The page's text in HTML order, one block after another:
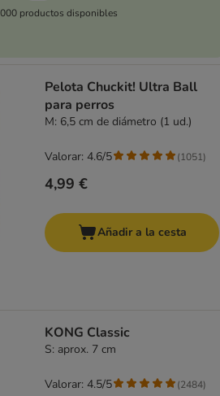
productos disponibles
Pelota Chuckit! Ultra Ball
para perros
M: 6,5 cm de diámetro (1 ud.)
4,99 €
Valorar: 4.6/5 (1051)
Añadir a la cesta
KONG Classic
S: aprox. 7 cm
Valorar: 4.5/5 (2484)